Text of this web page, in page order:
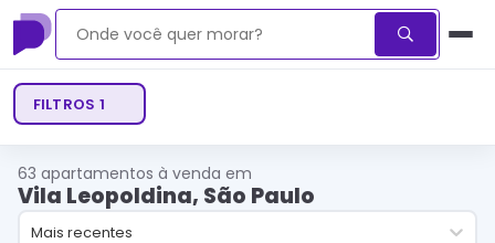
FILTROS 1
63 apartamentos à venda em
Vila Leopoldina, São Paulo
Mais recentes